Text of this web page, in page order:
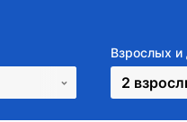
Взрослых и
2